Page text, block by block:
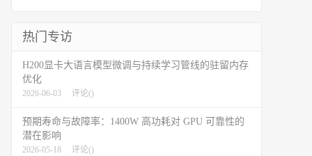
热门专访
H200显卡大语言模型微调与持续学习管线的驻留内存
优化
2026-06-03 评论()
预期寿命与故障率：1400W 高功耗对 GPU 可靠性的
潜在影响
2026-05-18 评论()